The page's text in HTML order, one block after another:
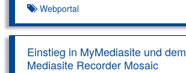
Webportal
Einstieg in MyMediasite und dem
Mediasite Recorder Mosaic